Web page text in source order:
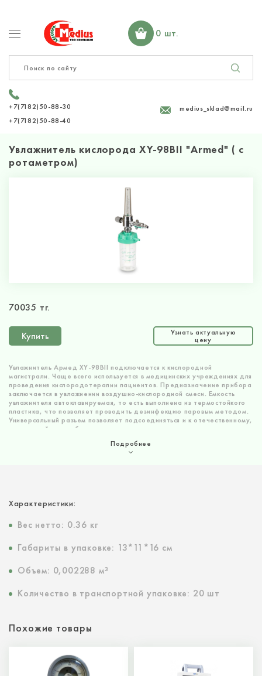
0 шт.
+7(7182)50-88-30
+7(7182)50-88-40
medius_sklad@mail.ru
Увлажнитель кислорода XY-98BII "Armed" ( с
ротаметром)
Увлажнитель Армед XY-98BII подключается к кислородной
магистрали. Чаще всего используется в медицинских учреждениях для
проведения кислородотерапии пациентов. Предназначение прибора
заключается в увлажнении воздушно-кислородной смеси. Емкость
увлажнителя автоклавируемая, то есть выполнена из термостойкого
пластика, что позволяет проводить дезинфекцию паровым методом.
Универсальный разъем позволяет подсоединяться и к отечественному,
и к европейскому оборудованию.
70035 тг.
Купить
Узнать актуальную
цену
Подробнее
Характеристики:
Вес нетто: 0.36 кг
Габариты в упаковке: 13*11*16 см
Объем: 0,002288 м³
Количество в транспортной упаковке: 20 шт
Похожие товары